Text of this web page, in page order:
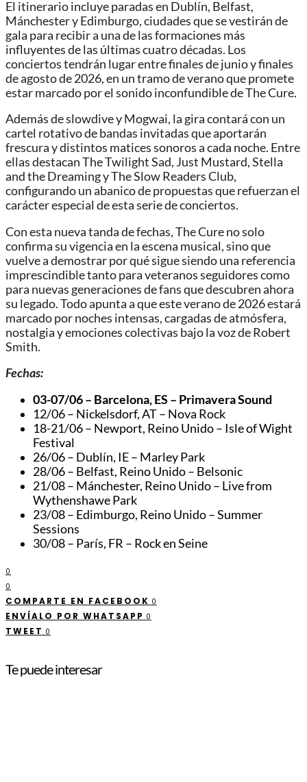
El itinerario incluye paradas en Dublín, Belfast,
Mánchester y Edimburgo, ciudades que se vestirán de
gala para recibir a una de las formaciones más
influyentes de las últimas cuatro décadas. Los
conciertos tendrán lugar entre finales de junio y finales
de agosto de 2026, en un tramo de verano que promete
estar marcado por el sonido inconfundible de The Cure.
Además de slowdive y Mogwai, la gira contará con un
cartel rotativo de bandas invitadas que aportarán
frescura y distintos matices sonoros a cada noche. Entre
ellas destacan The Twilight Sad, Just Mustard, Stella
and the Dreaming y The Slow Readers Club,
configurando un abanico de propuestas que refuerzan el
carácter especial de esta serie de conciertos.
Con esta nueva tanda de fechas, The Cure no solo
confirma su vigencia en la escena musical, sino que
vuelve a demostrar por qué sigue siendo una referencia
imprescindible tanto para veteranos seguidores como
para nuevas generaciones de fans que descubren ahora
su legado. Todo apunta a que este verano de 2026 estará
marcado por noches intensas, cargadas de atmósfera,
nostalgia y emociones colectivas bajo la voz de Robert
Smith.
Fechas:
03-07/06 – Barcelona, ​​ES – Primavera Sound
12/06 – Nickelsdorf, AT – Nova Rock
18-21/06 – Newport, Reino Unido – Isle of Wight
Festival
26/06 – Dublín, IE – Marley Park
28/06 – Belfast, Reino Unido – Belsonic
21/08 – Mánchester, Reino Unido – Live from
Wythenshawe Park
23/08 – Edimburgo, Reino Unido – Summer
Sessions
30/08 – París, FR – Rock en Seine
0
0
COMPARTE EN FACEBOOK 0
ENVÍALO POR WHATSAPP 0
TWEET 0
Te puede interesar